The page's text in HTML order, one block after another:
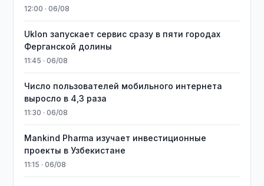
12:00 · 06/08
Uklon запускает сервис сразу в пяти городах
Ферганской долины
11:45 · 06/08
Число пользователей мобильного интернета
выросло в 4,3 раза
11:30 · 06/08
Mankind Pharma изучает инвестиционные
проекты в Узбекистане
11:15 · 06/08